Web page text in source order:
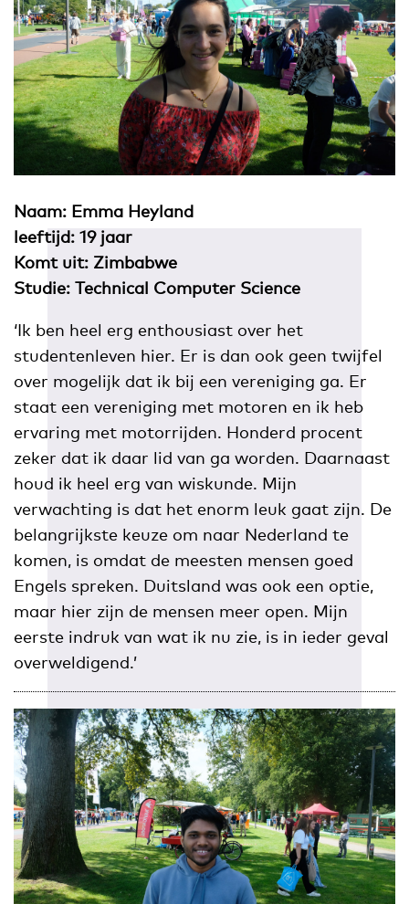
Naam: Emma Heyland
leeftijd: 19 jaar
Komt uit: Zimbabwe
Studie: Technical Computer Science
‘Ik ben heel erg enthousiast over het
studentenleven hier. Er is dan ook geen twijfel
over mogelijk dat ik bij een vereniging ga. Er
staat een vereniging met motoren en ik heb
ervaring met motorrijden. Honderd procent
zeker dat ik daar lid van ga worden. Daarnaast
houd ik heel erg van wiskunde. Mijn
verwachting is dat het enorm leuk gaat zijn. De
belangrijkste keuze om naar Nederland te
komen, is omdat de meesten mensen goed
Engels spreken. Duitsland was ook een optie,
maar hier zijn de mensen meer open. Mijn
eerste indruk van wat ik nu zie, is in ieder geval
overweldigend.’